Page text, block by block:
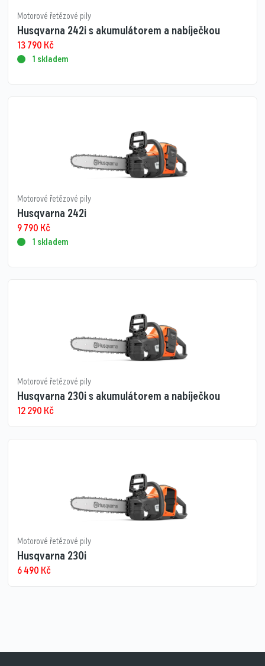
Motorové řetězové pily
Husqvarna 242i s akumulátorem a nabíječkou
13 790 Kč
1 skladem
Motorové řetězové pily
Husqvarna 242i
9 790 Kč
1 skladem
Motorové řetězové pily
Husqvarna 230i s akumulátorem a nabíječkou
12 290 Kč
Motorové řetězové pily
Husqvarna 230i
6 490 Kč